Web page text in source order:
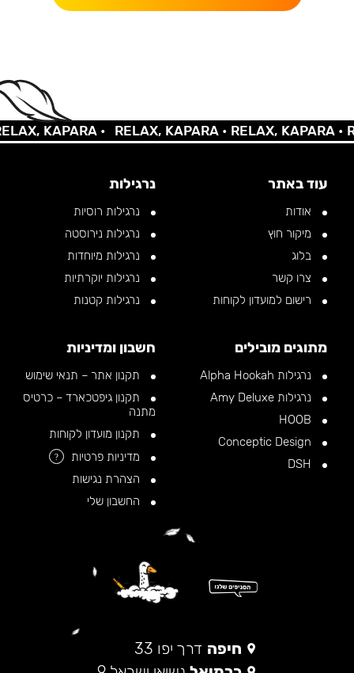
KAPARA • RELAX, KAPARA •RELAX, KAPARA •
עוד באתר
אודות
מיקור חוץ
בלוג
צרו קשר
רישום למועדון לקוחות
נרגילות
נרגילות רוסיות
נרגילות נירוסטה
נרגילות מיוחדות
נרגילות יוקרתיות
נרגילות קטנות
מתוגים מובילים
נרגילות Alpha Hookah
נרגילות Amy Deluxe
חשבון ומדיניות
תקנון אתר – תנאי שימוש
תקנון גיפטכארד – כרטיס
מתנה
תקנון מועדון לקוחות
מדיניות פרטיות
?
הצהרת נגישות
החשבון שלי
חיפה דרך יפו 33